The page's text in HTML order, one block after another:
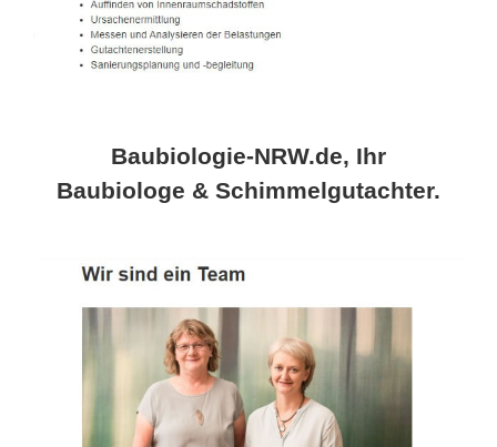
Baubiologie-NRW.de, Ihr
Baubiologe & Schimmelgutachter.